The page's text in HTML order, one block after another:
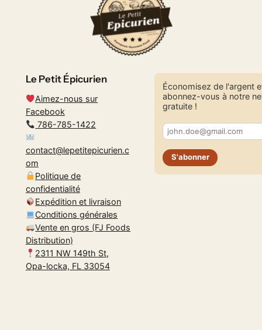
Le Petit Épicurien
Aimez-nous sur
Facebook
786-785-1422
contact@lepetitepicurien.c
om
Politique de
confidentialité
Expédition et livraison
Conditions générales
Vente en gros (FJ Foods
Distribution)
2311 NW 149th St,
Opa-locka, FL 33054
Économisez de l'argent
abonnez-vous à notre
gratuite !
S'abonner